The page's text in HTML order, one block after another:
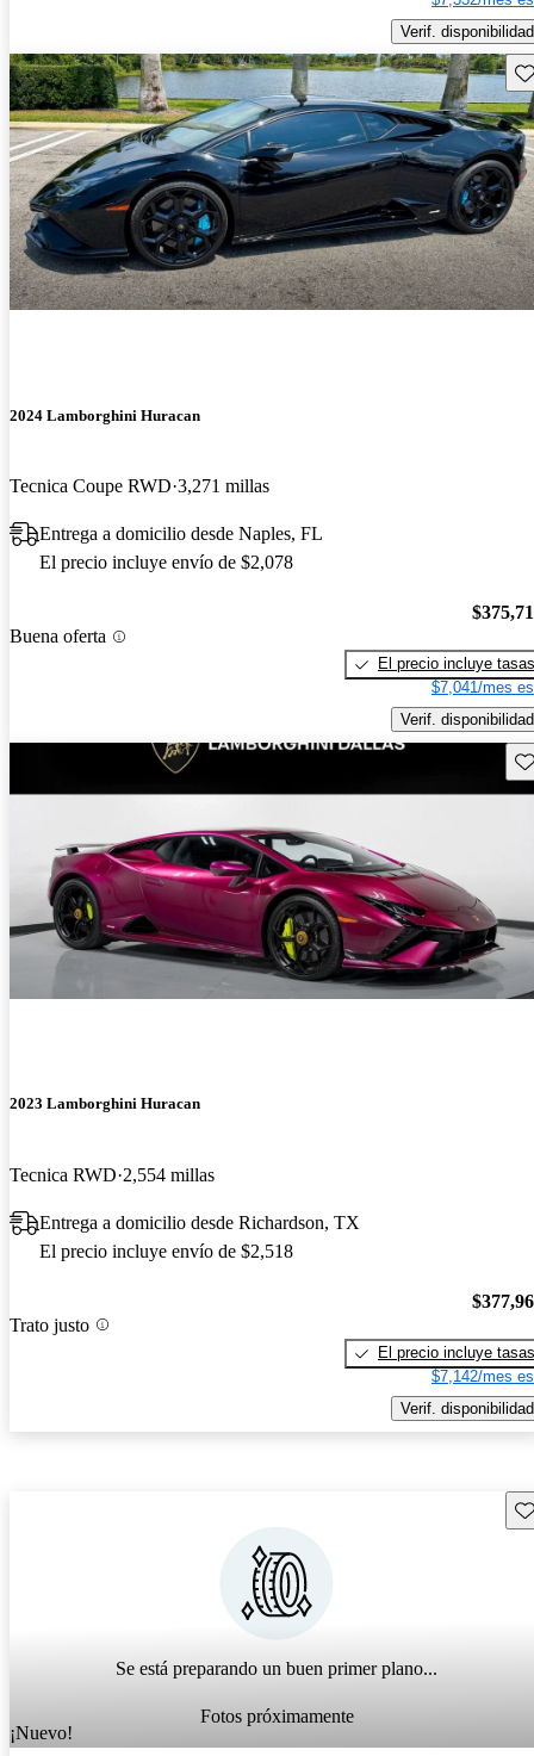
Verif. disponibilidad
2024 Lamborghini Huracan
Tecnica Coupe RWD 3,271 millas
Entrega a domicilio desde Naples, FL
El precio incluye envío de $2,078
Buena oferta
El precio incluye tasas
$7,041/mes
Verif. disponibilidad
2023 Lamborghini Huracan
Tecnica RWD 2,554 millas
Entrega a domicilio desde Richardson, TX
El precio incluye envío de $2,518
Trato justo
El precio incluye tasas
$7,142/mes
Verif. disponibilidad
Se está preparando un buen primer plano...
Fotos próximamente
¡Nuevo!